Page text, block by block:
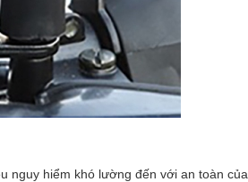
nguy hiểm khó lường đến với an toàn của